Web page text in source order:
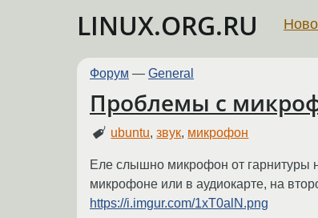
LINUX.ORG.RU
Форум — General
Проблемы с
ubuntu,звук, микрофон
Еле слышно микрофон от гарнитуры
микрофоне или в аудиокарте, на
https://i.imgur.com/1xT0alN.png